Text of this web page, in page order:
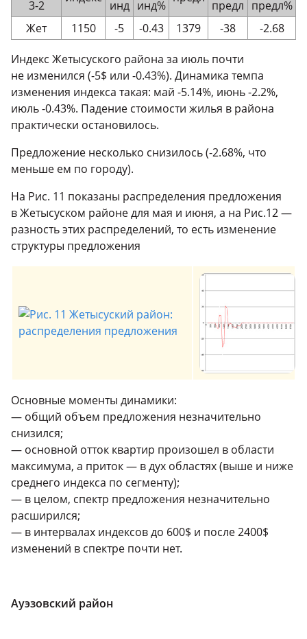
3-2 инд инд% предл предл%
Жет
1150 -5 -0.43 1379 -38 -2.68
Индекс Жетысуского района за июль почти
не изменился (-5$ или -0.43%). Динамика темпа
изменения индекса такая: май -5.14%, июнь -2.2%,
июль -0.43%. Падение стоимости жилья в района
практически остановилось.
Предложение несколько снизилось (-2.68%, что
меньше ем по городу).
На Рис. 11 показаны распределения предложения
в Жетысуском районе для мая и июня, а на Рис.12 —
разность этих распределений, то есть изменение
структуры предложения
Основные моменты динамики:
— общий объем предложения незначительно
снизился;
— основной отток квартир произошел в области
максимума, а приток — в дух областях (выше и ниже
среднего индекса по сегменту);
— в целом, спектр предложения незначительно
расширился;
— в интервалах индексов до 600$ и после 2400$
изменений в спектре почти нет.
Ауэзовский район